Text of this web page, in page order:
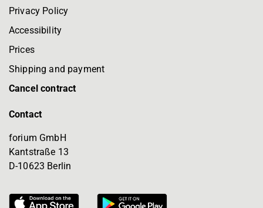
Privacy Policy
Accessibility
Prices
Shipping and payment
Cancel contract
Contact
forium GmbH
Kantstraße 13
D-10623 Berlin